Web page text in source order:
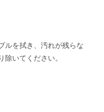
ルを拭き、汚れが残らな
除いてください。